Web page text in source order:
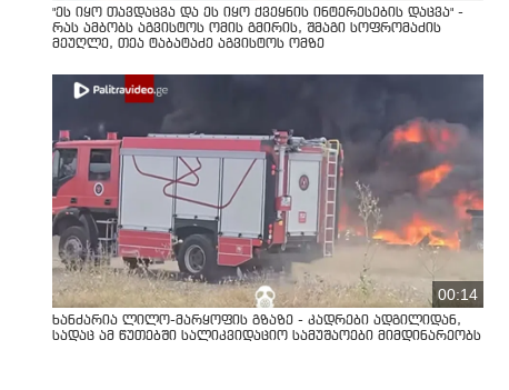
"ეს იყო თავდაცვა და ეს იყო ქვეყნის ინტერესების დაცვა" -
რას ამბობს აგვისტოს ომის გმირის, შმაგი სოფრომაძის
მეუღლე, თეა ტაბატაძე აგვისტოს ომზე
00:14
ხანძარია ლილო-მარყოფის გზაზე - კადრები ადგილიდან,
სადაც ამ წუთებში სალიკვიდაციო სამუშაოები მიმდინარეობს